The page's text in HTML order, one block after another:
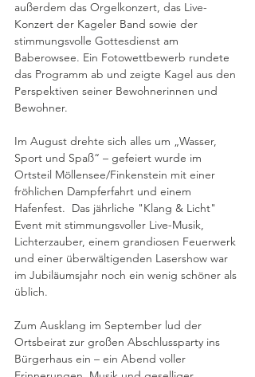
außerdem das Orgelkonzert, das Live-
Konzert der Kageler Band sowie der
stimmungsvolle Gottesdienst am
Baberowsee. Ein Fotowettbewerb rundete
das Programm ab und zeigte Kagel aus den
Perspektiven seiner Bewohnerinnen und
Bewohner.
Im August drehte sich alles um „Wasser,
Sport und Spaß“ – gefeiert wurde im
Ortsteil Möllensee/Finkenstein mit einer
fröhlichen Dampferfahrt und einem
Hafenfest.  Das jährliche "Klang & Licht"
Event mit stimmungsvoller Live-Musik,
Lichterzauber, einem grandiosen Feuerwerk
und einer überwältigenden Lasershow war
im Jubiläumsjahr noch ein wenig schöner als
üblich.
Zum Ausklang im September lud der
Ortsbeirat zur großen Abschlussparty ins
Bürgerhaus ein – ein Abend voller